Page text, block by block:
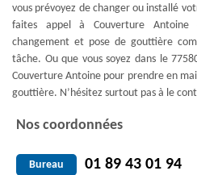
vous prévoyez de changer ou installé
faites appel à Couverture Antoine
changement et pose de gouttière
tâche. Ou que vous soyez dans le
Couverture Antoine pour prendre en
gouttière. N’hésitez surtout pas à le
Nos coordonnées
Bureau 01 89 43 01 94